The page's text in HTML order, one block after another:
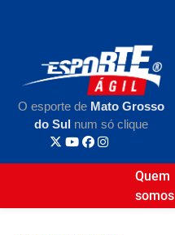
O esporte de Mato Grosso
do Sul num só clique
Quem
somos